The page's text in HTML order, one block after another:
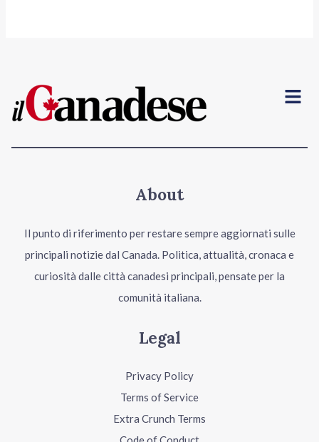
Menu
About
Il punto di riferimento per restare sempre aggiornati sulle
principali notizie dal Canada. Politica, attualità, cronaca e
curiosità dalle città canadesi principali, pensate per la
comunità italiana.
Legal
Privacy Policy
Terms of Service
Extra Crunch Terms